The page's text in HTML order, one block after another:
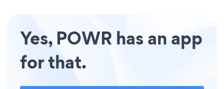
Yes, POWR has an app
for that.